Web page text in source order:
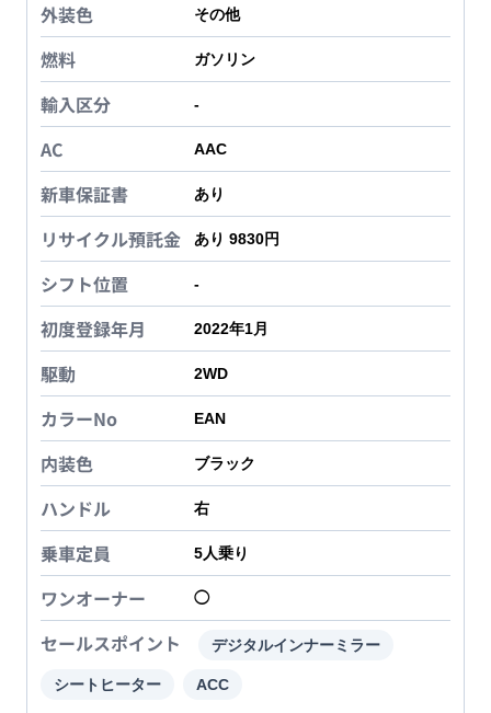
外装色 その他
燃料 ガソリン
輸入区分 -
AC AAC
新車保証書 あり
リサイクル預託金 あり 9830円
シフト位置 -
初度登録年月 2022年1月
駆動 2WD
カラーNo EAN
内装色 ブラック
ハンドル 右
乗車定員 5人乗り
ワンオーナー ◯
セールスポイント デジタルインナーミラー
シートヒーター ACC